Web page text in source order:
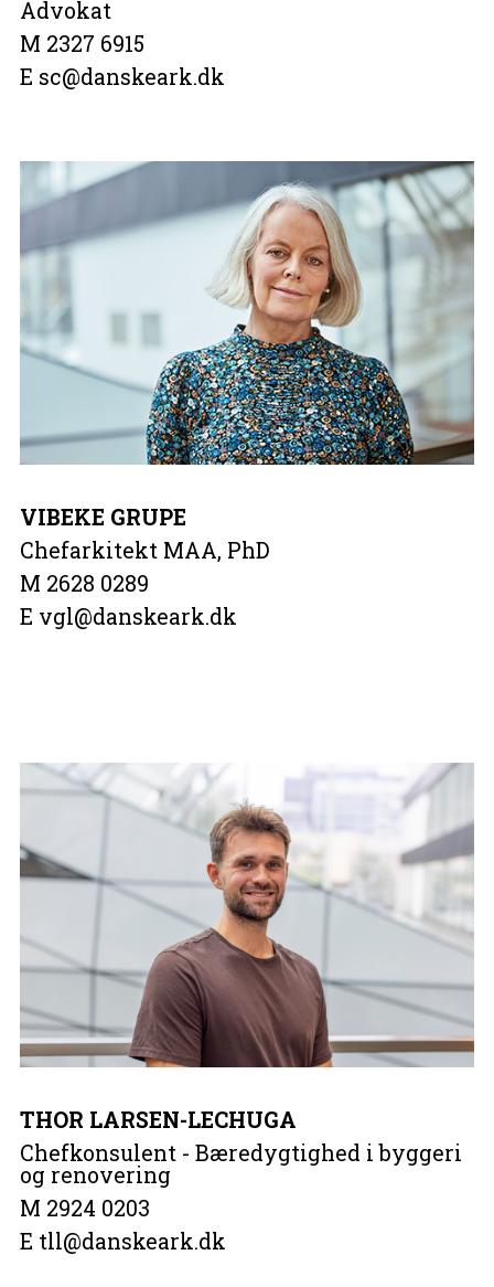
Advokat
M 2327 6915
E sc@danskeark.dk
VIBEKE GRUPE
Chefarkitekt MAA, PhD
M 2628 0289
E vgl@danskeark.dk
THOR LARSEN-LECHUGA
Chefkonsulent - Bæredygtighed i byggeri
og renovering
M 2924 0203
E tll@danskeark.dk